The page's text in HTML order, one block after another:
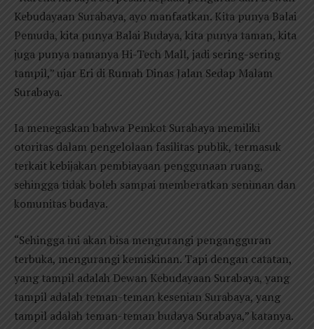
Kebudayaan Surabaya, ayo manfaatkan. Kita punya Balai
Pemuda, kita punya Balai Budaya, kita punya taman, kita
juga punya namanya Hi-Tech Mall, jadi sering-sering
tampil,” ujar Eri di Rumah Dinas Jalan Sedap Malam
Surabaya.
Ia menegaskan bahwa Pemkot Surabaya memiliki
otoritas dalam pengelolaan fasilitas publik, termasuk
terkait kebijakan pembiayaan penggunaan ruang,
sehingga tidak boleh sampai memberatkan seniman dan
komunitas budaya.
“Sehingga ini akan bisa mengurangi pengangguran
terbuka, mengurangi kemiskinan. Tapi dengan catatan,
yang tampil adalah Dewan Kebudayaan Surabaya, yang
tampil adalah teman-teman kesenian Surabaya, yang
tampil adalah teman-teman budaya Surabaya,” katanya.